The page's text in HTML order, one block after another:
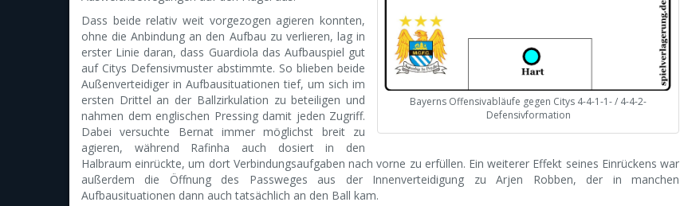
Bayerns Offensivabläufe gegen Citys 4-4-1-1- / 4-4-2-
Defensivformation
Dass beide relativ weit vorgezogen agieren konnten,
ohne die Anbindung an den Aufbau zu verlieren, lag in
erster Linie daran, dass Guardiola das Aufbauspiel gut
auf Citys Defensivmuster abstimmte. So blieben beide
Außenverteidiger in Aufbausituationen tief, um sich im
ersten Drittel an der Ballzirkulation zu beteiligen und
nahmen dem englischen Pressing damit jeden Zugriff.
Dabei versuchte Bernat immer möglichst breit zu
agieren, während Rafinha auch dosiert in den
Halbraum einrückte, um dort Verbindungsaufgaben nach vorne zu erfüllen. Ein weiterer Effekt seines Einrückens war
außerdem die Öffnung des Passweges aus der Innenverteidigung zu Arjen Robben, der in manchen
Aufbausituationen dann auch tatsächlich an den Ball kam.